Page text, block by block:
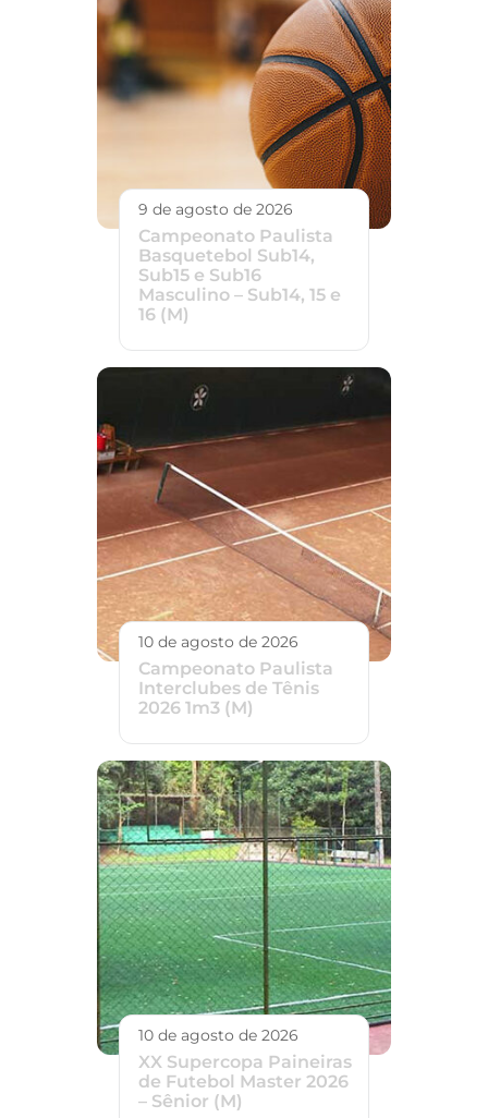
9 de agosto de 2026
Campeonato Paulista
Basquetebol Sub14,
Sub15 e Sub16
Masculino – Sub14, 15 e
16 (M)
10 de agosto de 2026
Campeonato Paulista
Interclubes de Tênis
2026 1m3 (M)
10 de agosto de 2026
XX Supercopa Paineiras
de Futebol Master 2026
– Sênior (M)